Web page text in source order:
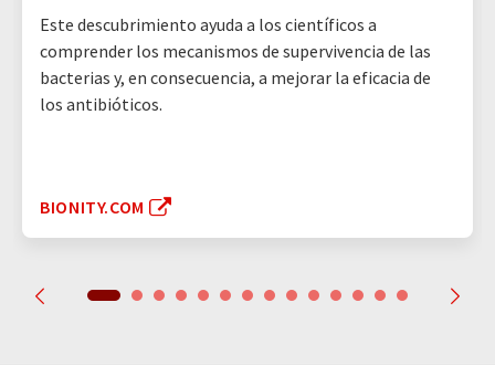
Este descubrimiento ayuda a los científicos a
comprender los mecanismos de supervivencia de las
bacterias y, en consecuencia, a mejorar la eficacia de
los antibióticos.
BIONITY.COM